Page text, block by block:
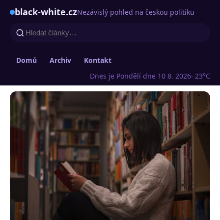
black-white.czNezávislý pohled na českou politiku
Domů Archiv
Kontakt
Dnes je Pondělí dne 10 8. 2026· 23°C